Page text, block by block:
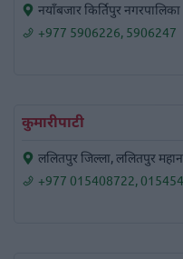
नयाँबजार किर्तिपुर
+977 5906226, 5906247
कुमारीपाटी
ललितपुर जिल्ला, ललितपुर
+977 015408722,